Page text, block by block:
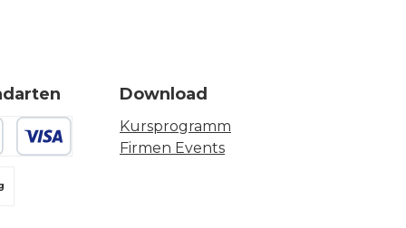
Download
Kursprogramm
Firmen Events